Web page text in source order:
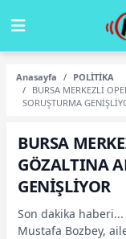
Anasayfa
POLİTİKA
BURSA MERKEZLİ
SORUŞTURMA
BURSA
GÖZALTINA
GENİŞLİYOR
Son dakika
Mustafa Bozbey,